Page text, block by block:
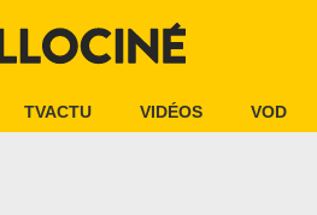
TVACTU VIDÉOS VOD